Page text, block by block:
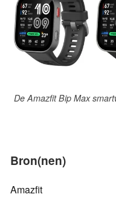
De Amazfit Bip Max
Bron(nen)
Amazfit